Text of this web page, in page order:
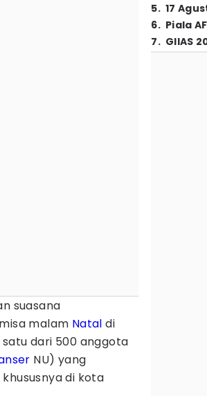
suasana
malam Natal di
dari 500 anggota
NU) yang
di kota
5. 17
6. Piala
7. GIIAS